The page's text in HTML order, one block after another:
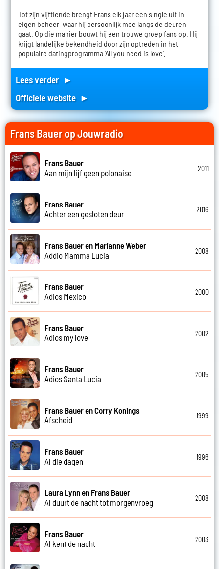
Tot zijn vijftiende brengt Frans elk jaar een single uit in
eigen beheer, waar hij persoonlijk mee langs de deuren
gaat. Op die manier bouwt hij een trouwe groep fans op. Hij
krijgt landelijke bekendheid door zijn optreden in het
populaire datingprogramma 'All you need is love'.
Lees verder ►
Officiele website ►
Frans Bauer op Jouwradio
Frans Bauer
Aan mijn lijf geen polonaise
2011
Frans Bauer
Achter een gesloten deur
2016
Frans Bauer en Marianne Weber
Addio Mamma Lucia
2008
Frans Bauer
Adios Mexico
2000
Frans Bauer
Adios my love
2002
Frans Bauer
Adios Santa Lucia
2005
Frans Bauer en Corry Konings
Afscheid
1999
Frans Bauer
Al die dagen
1996
Laura Lynn en Frans Bauer
Al duurt de nacht tot morgenvroeg
2008
Frans Bauer
Al kent de nacht
2003